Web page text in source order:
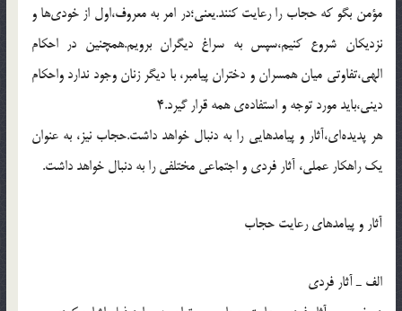
مؤمن بگو كه حجاب را رعايت كنند.يعني؛در امر به معروف،اول از خودي‌ها و
نزديكان شروع كنيم،سپس به سراغ ديگران برويم.همچنين در احكام
الهي،تفاوتي ميان همسران و دختران پيامبر، با ديگر زنان وجود ندارد واحكام
ديني،بايد مورد توجه و استفاده‌ي همه قرار گيرد.4
هر پديده‌اي،آثار و پيامدهايي را به دنبال خواهد داشت.حجاب نيز، به عنوان
يك راهكار عملي، آثار فردي و اجتماعي مختلفي را به دنبال خواهد داشت.
آثار و پيامدهاي رعايت حجاب
الف ـ آثار فردي